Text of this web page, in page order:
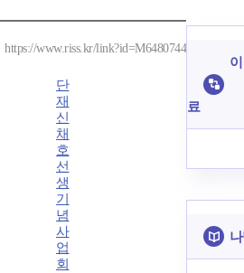
https://www.riss.kr/link?id=M6480744
단
재
신
채
호
선
생
기
념
사
업
회
료